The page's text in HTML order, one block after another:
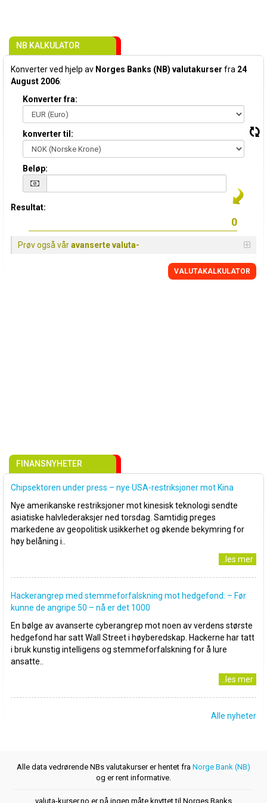
NB KALKULATOR
Konverter ved hjelp av Norges Banks (NB) valutakurser fra 24
August 2006:
Konverter fra:
konverter til:
Beløp:
Resultat:
Prøv også våravanserte valuta-
VALUTAKALKULATOR
FINANSNYHETER
Chipsektoren under press – nye USA-restriksjoner mot Kina
Nye amerikanske restriksjoner mot kinesisk teknologi sendte
asiatiske halvlederaksjer ned torsdag. Samtidig preges
markedene av geopolitisk usikkerhet og økende bekymring for
høy belåning i..
..les mer
Hackerangrep med stemmeforfalskning mot hedgefond: – Før
kunne de angripe 50 – nå er det 1000
En bølge av avanserte cyberangrep mot noen av verdens største
hedgefond har satt Wall Street i høyberedskap. Hackerne har tatt
i bruk kunstig intelligens og stemmeforfalskning for å lure
ansatte..
..les mer
Alle nyheter
Alle data vedrørende NBs valutakurser er hentet fra Norge Bank (NB)
og er rent informative.
valuta-kurser.no er på ingen måte knyttet til Norges Banks